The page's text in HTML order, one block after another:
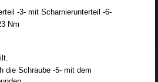
-3- mit Scharnierunterteil -6-
Nm
die Schraube -5- mit dem